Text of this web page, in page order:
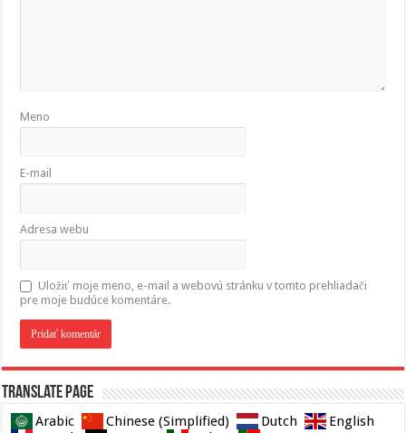
Meno
E-mail
Adresa webu
Uložiť moje meno, e-mail a webovú stránku v tomto prehliadači
pre moje budúce komentáre.
Translate page
Arabic Chinese (Simplified) Dutch
English